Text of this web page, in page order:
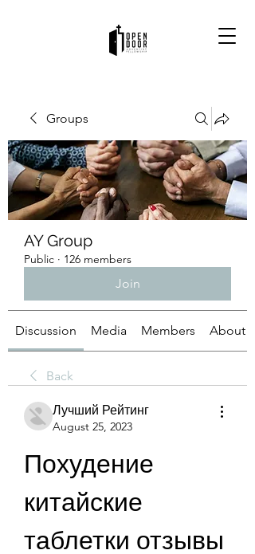
Groups
AY Group
Public · 126 members
Join
Discussion Media Members About
Back
Лучший Рейтинг
August 25, 2023
Похудение
китайские
таблетки отзывы